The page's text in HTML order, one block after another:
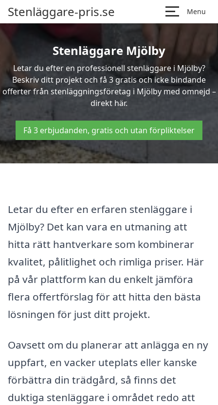
Stenläggare-pris.se Menu
Stenläggare Mjölby
Letar du efter en professionell stenläggare i Mjölby?
Beskriv ditt projekt och få 3 gratis och icke bindande
offerter från stenläggningsföretag i Mjölby med omnejd –
direkt här.
Få 3 erbjudanden, gratis och utan förpliktelser
Letar du efter en erfaren stenläggare i
Mjölby? Det kan vara en utmaning att
hitta rätt hantverkare som kombinerar
kvalitet, pålitlighet och rimliga priser. Här
på vår plattform kan du enkelt jämföra
flera offertförslag för att hitta den bästa
lösningen för just ditt projekt.
Oavsett om du planerar att anlägga en ny
uppfart, en vacker uteplats eller kanske
förbättra din trädgård, så finns det
duktiga stenläggare i området redo att